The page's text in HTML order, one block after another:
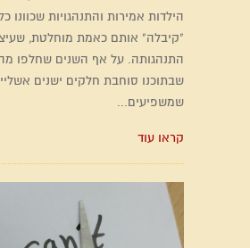
הילדות אמירות והתנהגויות שכוונו
"קיבלה" אותם כאמת מוחלטת,
התנהגותה. על אף השנים שחלפו
שבתוכנו סוחבת חלקים ישנים
שמשפיעים...
קראו עוד